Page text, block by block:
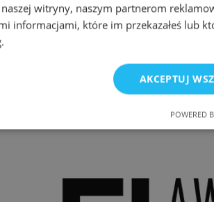
witryny, naszym partnerom
informacjami, które im przekazałeś lub
AKCEPTUJ
POWERED